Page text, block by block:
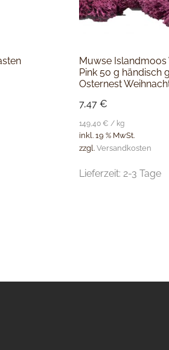
Muwse Islandmoos
Pink 50 g händisch
Osternest
7,47 €
149,40 € / kg
inkl. 19 % MwSt.
zzgl. Versandkosten
Lieferzeit: 2-3 Tage